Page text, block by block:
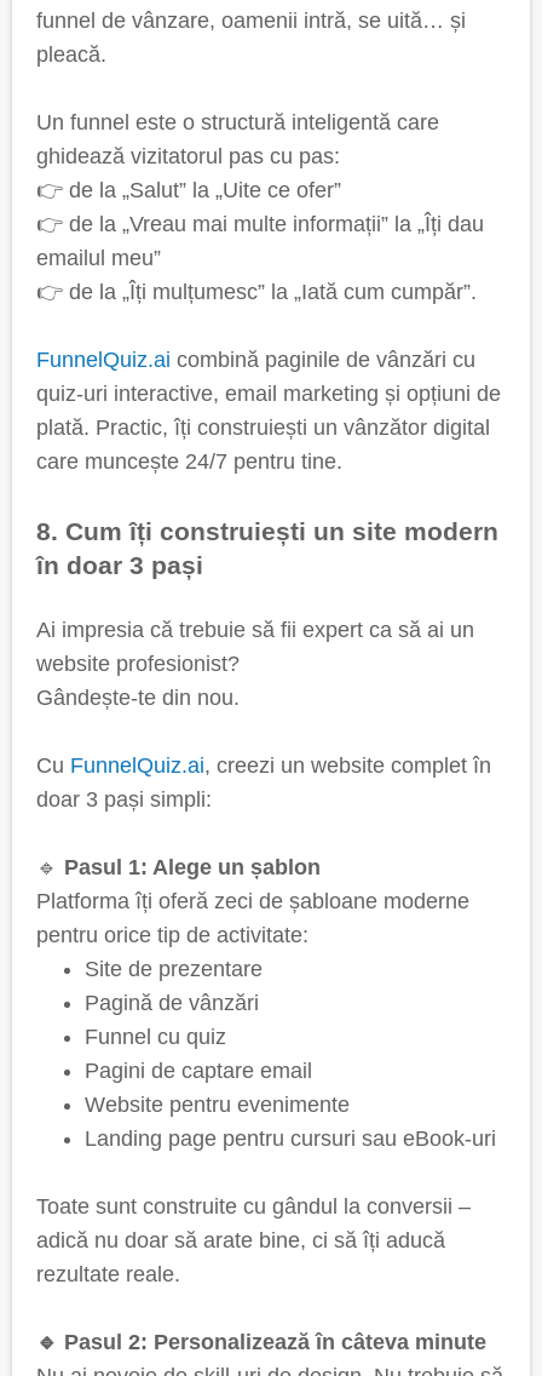
funnel de vânzare, oamenii intră, se uită… și
pleacă.
Un funnel este o structură inteligentă care
ghidează vizitatorul pas cu pas:
👉 de la „Salut” la „Uite ce ofer”
👉 de la „Vreau mai multe informații” la „Îți dau
emailul meu”
👉 de la „Îți mulțumesc” la „Iată cum cumpăr”.
FunnelQuiz.ai combină paginile de vânzări cu
quiz-uri interactive, email marketing și opțiuni de
plată. Practic, îți construiești un vânzător digital
care muncește 24/7 pentru tine.
8. Cum îți construiești un site modern
în doar 3 pași
Ai impresia că trebuie să fii expert ca să ai un
website profesionist?
Gândește-te din nou.
Cu FunnelQuiz.ai, creezi un website complet în
doar 3 pași simpli:
🔹 Pasul 1: Alege un șablon
Platforma îți oferă zeci de șabloane moderne
pentru orice tip de activitate:
Site de prezentare
Pagină de vânzări
Funnel cu quiz
Pagini de captare email
Website pentru evenimente
Landing page pentru cursuri sau eBook-uri
Toate sunt construite cu gândul la conversii –
adică nu doar să arate bine, ci să îți aducă
rezultate reale.
🔹 Pasul 2: Personalizează în câteva minute